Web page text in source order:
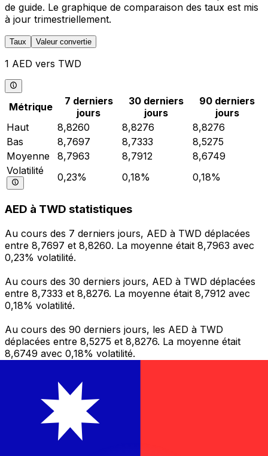
de guide. Le graphique de comparaison des taux est mis
à jour trimestriellement.
Taux Valeur convertie
1 AED vers TWD
Métrique
7 derniers
jours
30 derniers
jours
90 derniers
jours
Haut
8,8260 8,8276
8,8276
Bas
8,7697 8,7333
8,5275
Moyenne
8,7963 8,7912
8,6749
Volatilité
0,23% 0,18% 0,18%
AED à TWD statistiques
Au cours des 7 derniers jours, AED à TWD déplacées
entre 8,7697 et 8,8260. La moyenne était 8,7963 avec
0,23% volatilité.
Au cours des 30 derniers jours, AED à TWD déplacées
entre 8,7333 et 8,8276. La moyenne était 8,7912 avec
0,18% volatilité.
Au cours des 90 derniers jours, les AED à TWD
déplacées entre 8,5275 et 8,8276. La moyenne était
8,6749 avec 0,18% volatilité.
Gérez votre argent et vos devises lorsque vous
êtes en déplacement
L'application Xe réunit toutes les fonctionnalités